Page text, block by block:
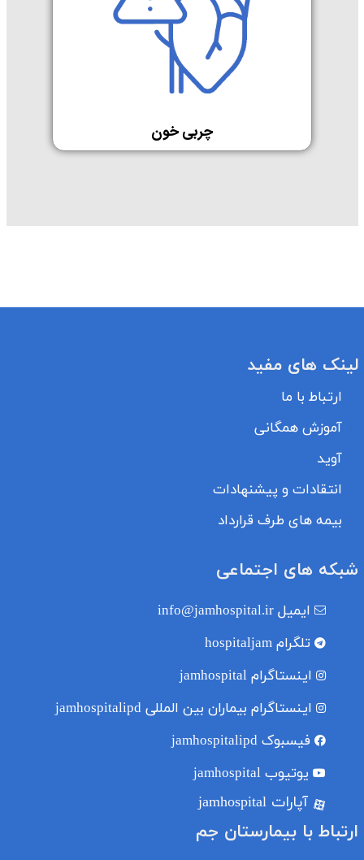
چربی خون
لینک های مفید
ارتباط با ما
آموزش همگانی
آوید
انتقادات و پیشنهادات
بیمه های طرف قرارداد
شبکه های اجتماعی
ایمیل info@jamhospital.ir
تلگرام hospitaljam
اینستاگرام jamhospital
اینستاگرام بیماران بین المللی jamhospitalipd
فیسبوک jamhospitalipd
یوتیوب jamhospital
آپارات jamhospital
ارتباط با بیمارستان جم